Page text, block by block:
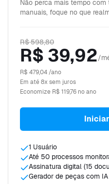
Não perca mais tempo
manuais, foque no que
R$ 598,80
R$ 39,92/
R$ 479,04 /ano
Em até 8x sem juros
Economize R$ 119,76 no ano
1 Usuário
Até 50 processos
Assinatura digital (15
Gerador de peças com